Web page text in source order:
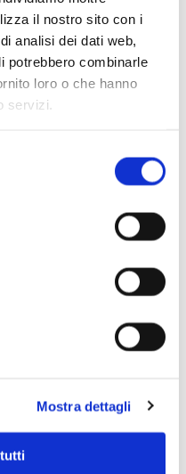
il nostro sito con i
analisi dei dati web,
potrebbero combinarle
loro o che hanno
servizi.
Mostra dettagli
più